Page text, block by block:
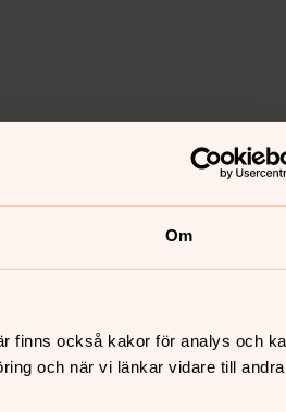
Om
finns också kakor för analys och
och när vi länkar vidare till andra